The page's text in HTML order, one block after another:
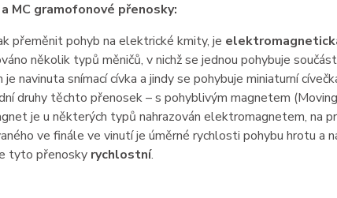
a MC gramofonové přenosky:
přeměnit pohyb na elektrické kmity, je
několik typů měničů, v nichž se jednou pohybuje
je navinuta snímací cívka a jindy se pohybuje miniaturní
druhy těchto přenosek – s pohyblivým magnetem
je u některých typů nahrazován elektromagnetem, na
ve finále ve vinutí je úměrné rychlosti pohybu hrotu a
tyto přenosky rychlostní.